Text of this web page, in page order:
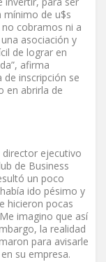
mínimo de u$s
cobramos ni a
asociación y
de lograr en
afirma
de inscripción se
en abrirla de
director ejecutivo
de Business
un poco
ido pésimo y
hicieron pocas
imagino que así
la realidad
para avisarle
su empresa.